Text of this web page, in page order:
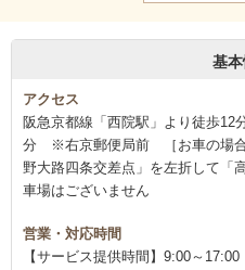
基
アクセス
阪急京都線「西院駅」より徒歩12
分 ※右京郵便局前 ［お車の場合
野大路四条交差点」を左折して
車場はございません
営業・対応時間
【サービス提供時間】9:00～17:00